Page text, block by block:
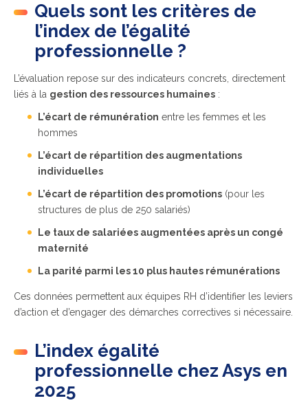
Quels sont les critères de
l’index de l’égalité
professionnelle ?
L’évaluation repose sur des indicateurs concrets, directement
liés à la gestion des ressources humaines :
L’écart de rémunération entre les femmes et les
hommes
L’écart de répartition des augmentations
individuelles
L’écart de répartition des promotions (pour les
structures de plus de 250 salariés)
Le taux de salariées augmentées après un congé
maternité
La parité parmi les 10 plus hautes rémunérations
Ces données permettent aux équipes RH d’identifier les leviers
d’action et d’engager des démarches correctives si nécessaire.
L’index égalité
professionnelle chez Asys en
2025